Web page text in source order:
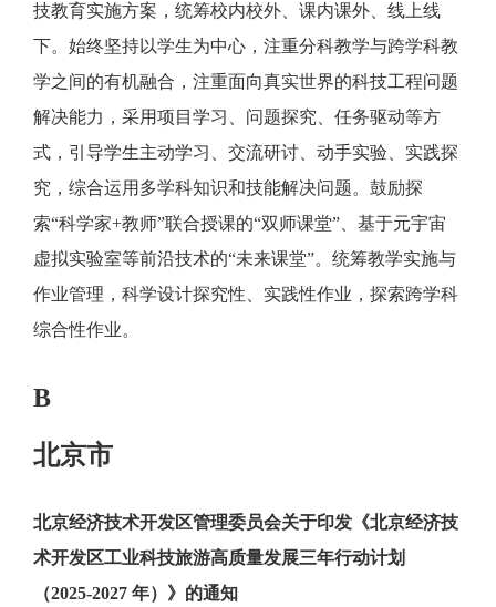
技教育实施方案，统筹校内校外、课内课外、线上线
下。始终坚持以学生为中心，注重分科教学与跨学科教
学之间的有机融合，注重面向真实世界的科技工程问题
解决能力，采用项目学习、问题探究、任务驱动等方
式，引导学生主动学习、交流研讨、动手实验、实践探
究，综合运用多学科知识和技能解决问题。鼓励探
索“科学家+教师”联合授课的“双师课堂”、基于元宇宙
虚拟实验室等前沿技术的“未来课堂”。统筹教学实施与
作业管理，科学设计探究性、实践性作业，探索跨学科
综合性作业。
B
北京市
北京经济技术开发区管理委员会关于印发《北京经济技
术开发区工业科技旅游高质量发展三年行动计划
（2025-2027 年）》的通知